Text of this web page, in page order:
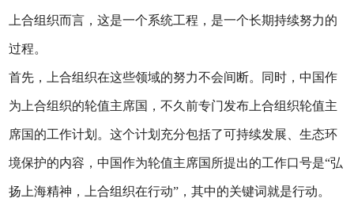
上合组织而言，这是一个系统工程，是一个长期持续努力的
过程。
首先，上合组织在这些领域的努力不会间断。同时，中国作
为上合组织的轮值主席国，不久前专门发布上合组织轮值主
席国的工作计划。这个计划充分包括了可持续发展、生态环
境保护的内容，中国作为轮值主席国所提出的工作口号是“弘
扬上海精神，上合组织在行动”，其中的关键词就是行动。